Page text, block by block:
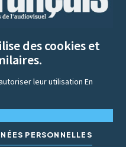
des cookies et
leur utilisationEn
PERSONNELLES